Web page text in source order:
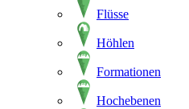
Flüsse
Höhlen
Formationen
Hochebenen